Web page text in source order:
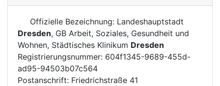
Offizielle Bezeichnung: Landeshauptstadt
Dresden, GB Arbeit, Soziales, Gesundheit und
Wohnen, Städtisches Klinikum Dresden
Registrierungsnummer: 604f1345-9689-455d-
ad95-94503b07c564
Postanschrift: Friedrichstraße 41